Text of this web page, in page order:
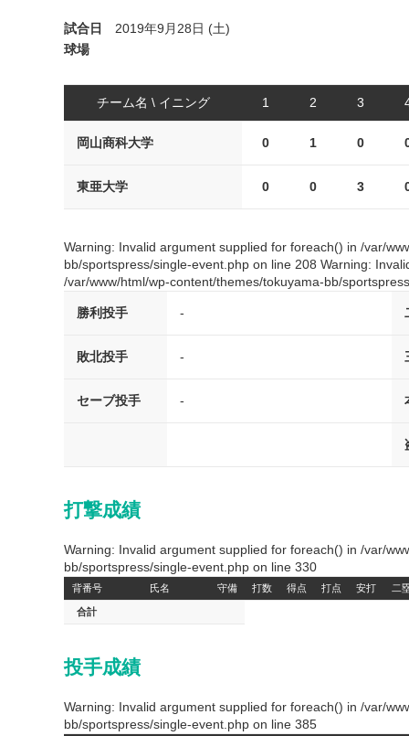
試合日
2019年9月28日 (土)
球場
チーム名 \ イニング 1 2 3
岡山商科大学 0 1 0
東亜大学 0 0 3
Warning: Invalid argument supplied for foreach() in /var/
bb/sportspress/single-event.php on line 208 Warning:
/var/www/html/wp-content/themes/tokuyama-bb/
勝利投手 -
敗北投手 -
セーブ投手 -
打撃成績
Warning: Invalid argument supplied for foreach() in /var/
bb/sportspress/single-event.php on line 330
背番号 氏名 守備 打数 得点 打点 安打 二
合計
投手成績
Warning: Invalid argument supplied for foreach() in /var/
bb/sportspress/single-event.php on line 385